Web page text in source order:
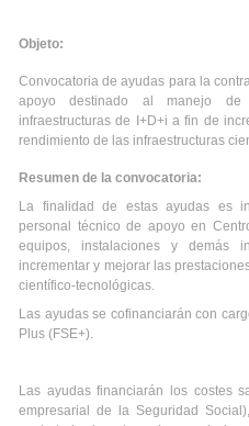
Objeto:
Convocatoria de ayudas para la
apoyo destinado al manejo de
infraestructuras de I+D+i a fin de
rendimiento de las infraestructuras
Resumen de la convocatoria:
La finalidad de estas ayudas es
personal técnico de apoyo en
equipos, instalaciones y demás
incrementar y mejorar las
científico-tecnológicas.
Las ayudas se cofinanciarán con
Plus (FSE+).
Las ayudas financiarán los costes
empresarial de la Seguridad